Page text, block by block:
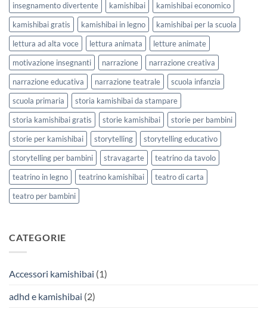
insegnamento divertente
kamishibai
kamishibai economico
kamishibai gratis
kamishibai in legno
kamishibai per la scuola
lettura ad alta voce
lettura animata
letture animate
motivazione insegnanti
narrazione
narrazione creativa
narrazione educativa
narrazione teatrale
scuola infanzia
scuola primaria
storia kamishibai da stampare
storia kamishibai gratis
storie kamishibai
storie per bambini
storie per kamishibai
storytelling
storytelling educativo
storytelling per bambini
stravagarte
teatrino da tavolo
teatrino in legno
teatrino kamishibai
teatro di carta
teatro per bambini
CATEGORIE
Accessori kamishibai (1)
adhd e kamishibai (2)